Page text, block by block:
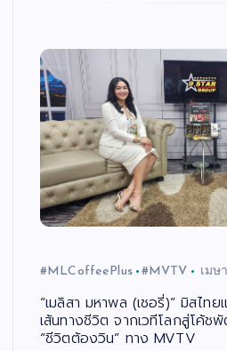
#MLCoffeePlus #MVTV เมษ
“เมลิสา มหาพล (เชอรี่)” มิสไท
เส้นทางชีวิต จากเวทีโลกสู่โค้
“ชีวิตต้องวิน” ทาง MVTV